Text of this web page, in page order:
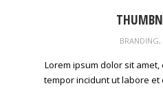
BRANDING,
Lorem ipsum dolor sit
tempor incidunt ut labore et